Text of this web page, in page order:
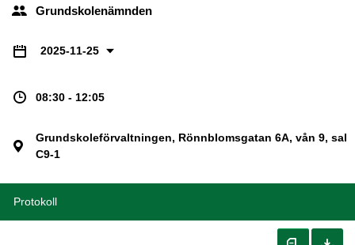
Grundskolenämnden
2025-11-25
08:30 - 12:05
Grundskoleförvaltningen, Rönnblomsgatan 6A, vån 9, sal
C9-1
Protokoll